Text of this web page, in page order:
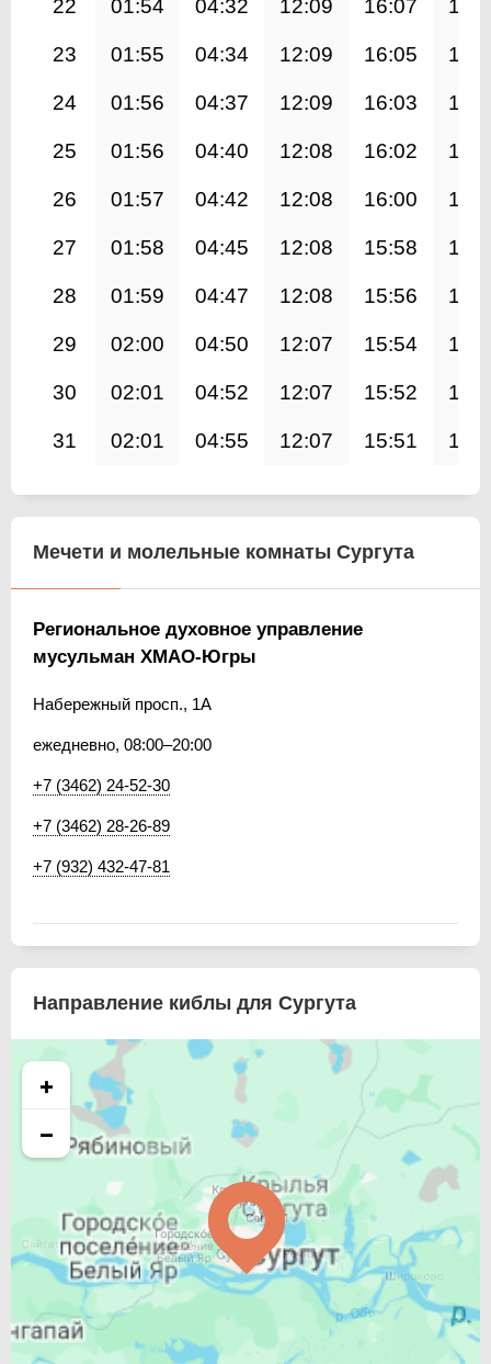
22 01:54 04:32 12:09 16:07
23 01:55 04:34 12:09 16:05
24 01:56 04:37 12:09 16:03
25 01:56 04:40 12:08 16:02
26 01:57 04:42 12:08 16:00
27 01:58 04:45 12:08 15:58
28 01:59 04:47 12:08 15:56
29 02:00 04:50 12:07 15:54
30 02:01 04:52 12:07 15:52
31 02:01 04:55 12:07 15:51
Мечети и молельные комнаты Сургута
Региональное духовное управление
мусульман ХМАО-Югры
Набережный просп., 1А
ежедневно, 08:00–20:00
+7 (3462) 24-52-30
+7 (3462) 28-26-89
+7 (932) 432-47-81
Направление киблы для Сургута
+
−